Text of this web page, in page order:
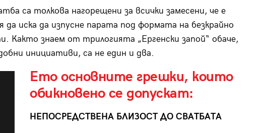
са толкова нагорещени за всички замесени, че е
да иска да изпусне парата под формата на безкрайно
Както знаем от трилогията „Ергенски запой“ обаче,
инициативи, са не един и два.
Ето основните грешки, които
обикновено се допускат:
НЕПОСРЕДСТВЕНА БЛИЗОСТ ДО СВАТБАТА